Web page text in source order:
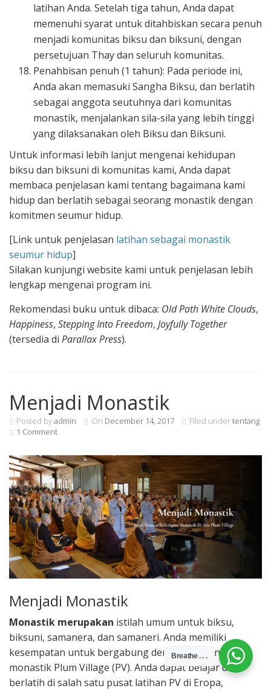
latihan Anda. Setelah tiga tahun, Anda dapat
memenuhi syarat untuk ditahbiskan secara penuh
menjadi komunitas biksu dan biksuni, dengan
persetujuan Thay dan seluruh komunitas.
Penahbisan penuh (1 tahun): Pada periode ini,
Anda akan memasuki Sangha Biksu, dan berlatih
sebagai anggota seutuhnya dari komunitas
monastik, menjalankan sila-sila yang lebih tinggi
yang dilaksanakan oleh Biksu dan Biksuni.
Untuk informasi lebih lanjut mengenai kehidupan
biksu dan biksuni di komunitas kami, Anda dapat
membaca penjelasan kami tentang bagaimana kami
hidup dan berlatih sebagai seorang monastik dengan
komitmen seumur hidup.
[Link untuk penjelasan latihan sebagai monastik
seumur hidup]
Silakan kunjungi website kami untuk penjelasan lebih
lengkap mengenai program ini.
Rekomendasi buku untuk dibaca: Old Path White Clouds,
Happiness, Stepping Into Freedom, Joyfully Together
(tersedia di Parallax Press).
Menjadi Monastik
Posted byadmin On December 14, 2017 Filed undertentang
1 Comment
Menjadi Monastik
Monastik merupakan istilah umum untuk biksu,
biksuni, samanera, dan samaneri. Anda memiliki
kesempatan untuk bergabung dengan komunitas
monastik Plum Village (PV). Anda dapat belajar dan
berlatih di salah satu pusat latihan PV di Eropa,
Breathe . . .